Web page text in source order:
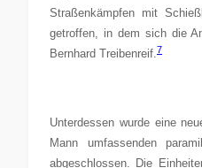
Straßenkämpfen mit
getroffen, in dem sich die
Bernhard Treibenreif. 7
Unterdessen wurde eine
Mann umfassenden
abgeschlossen. Die